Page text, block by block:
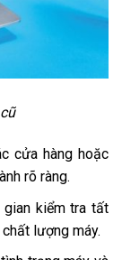
cửa hàng hoặc
rõ ràng.
gian kiểm tra tất
lượng máy.